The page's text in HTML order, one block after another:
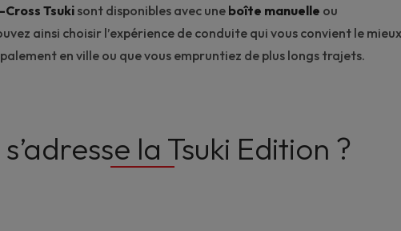
Cross Tsuki sont disponibles avec une boîte manuelle ou
ainsi choisir l’expérience de conduite qui vous convient le
en ville ou que vous empruntiez de plus longs trajets.
la Tsuki Edition ?